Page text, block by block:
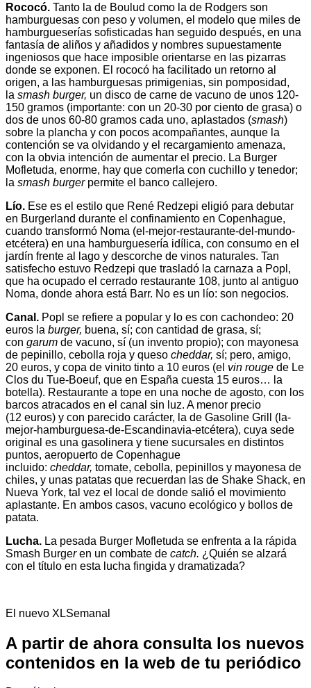
Rococó. Tanto la de Boulud como la de Rodgers son
hamburguesas con peso y volumen, el modelo que miles de
hamburgueserías sofisticadas han seguido después, en una
fantasía de aliños y añadidos y nombres supuestamente
ingeniosos que hace imposible orientarse en las pizarras
donde se exponen. El rococó ha facilitado un retorno al
origen, a las hamburguesas primigenias, sin pomposidad,
la smash burger, un disco de carne de vacuno de unos 120-
150 gramos (importante: con un 20-30 por ciento de grasa) o
dos de unos 60-80 gramos cada uno, aplastados (smash)
sobre la plancha y con pocos acompañantes, aunque la
contención se va olvidando y el recargamiento amenaza,
con la obvia intención de aumentar el precio. La Burger
Mofletuda, enorme, hay que comerla con cuchillo y tenedor;
la smash burgerpermite el banco callejero.
Lío. Ese es el estilo que René Redzepi eligió para debutar
en Burgerland durante el confinamiento en Copenhague,
cuando transformó Noma (el-mejor-restaurante-del-mundo-
etcétera) en una hamburguesería idílica, con consumo en el
jardín frente al lago y descorche de vinos naturales. Tan
satisfecho estuvo Redzepi que trasladó la carnaza a Popl,
que ha ocupado el cerrado restaurante 108, junto al antiguo
Noma, donde ahora está Barr. No es un lío: son negocios.
Canal. Popl se refiere a popular y lo es con cachondeo: 20
euros la burger, buena, sí; con cantidad de grasa, sí;
con garum de vacuno, sí (un invento propio); con mayonesa
de pepinillo, cebolla roja y queso cheddar, sí; pero, amigo,
20 euros, y copa de vinito tinto a 10 euros (el vin rouge de Le
Clos du Tue-Boeuf, que en España cuesta 15 euros… la
botella). Restaurante a tope en una noche de agosto, con los
barcos atracados en el canal sin luz. A menor precio
(12 euros) y con parecido carácter, la de Gasoline Grill (la-
mejor-hamburguesa-de-Escandinavia-etcétera), cuya sede
original es una gasolinera y tiene sucursales en distintos
puntos, aeropuerto de Copenhague
incluido: cheddar, tomate, cebolla, pepinillos y mayonesa de
chiles, y unas patatas que recuerdan las de Shake Shack, en
Nueva York, tal vez el local de donde salió el movimiento
aplastante. En ambos casos, vacuno ecológico y bollos de
patata.
Lucha. La pesada Burger Mofletuda se enfrenta a la rápida
Smash Burgeren un combate de catch. ¿Quién se alzará
con el título en esta lucha fingida y dramatizada?
El nuevo XLSemanal
A partir de ahora consulta los nuevos
contenidos en la web de tu periódico